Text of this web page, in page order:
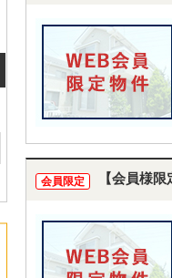
会員限定 【会員様限